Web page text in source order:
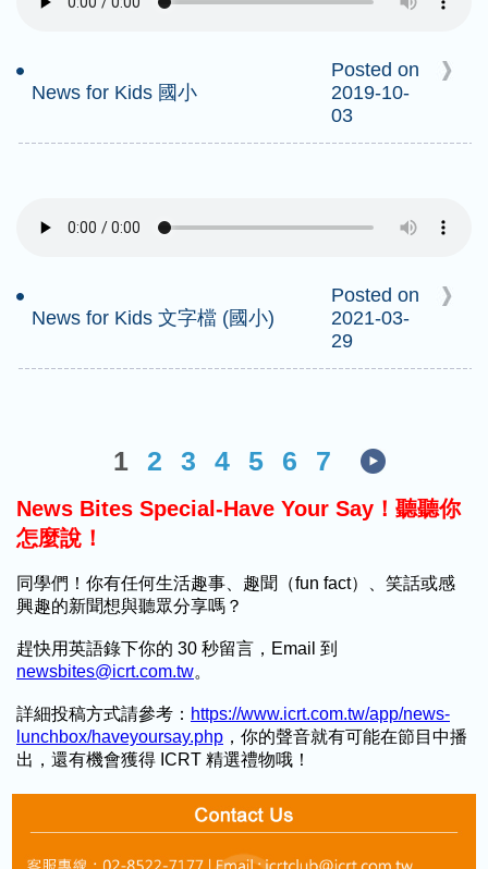
News for Kids 國小
Posted on
2019-10-
03
News for Kids 文字檔 (國小)
Posted on
2021-03-
29
1 2 3 4 5 6 7
News Bites Special-Have Your Say！聽聽你
怎麼說！
同學們！你有任何生活趣事、趣聞（fun fact）、笑話或感
興趣的新聞想與聽眾分享嗎？
趕快用英語錄下你的 30 秒留言，Email 到
newsbites@icrt.com.tw。
詳細投稿方式請參考： https://www.icrt.com.tw/app/news-
lunchbox/haveyoursay.php ，你的聲音就有可能在節目中播
出，還有機會獲得 ICRT 精選禮物哦！